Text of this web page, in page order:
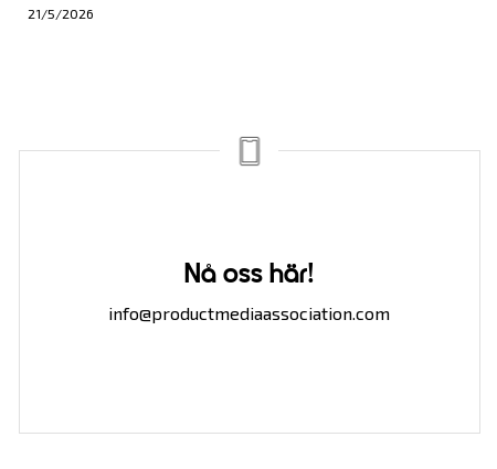
21/5/2026
Nå oss här!
info@productmediaassociation.com